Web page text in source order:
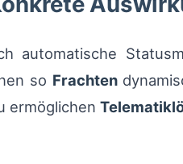
automatische
so Frachten
ermöglichen